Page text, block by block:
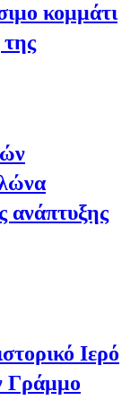
κομμάτι
της
ανάπτυξης
Ιερό
Γράμμο